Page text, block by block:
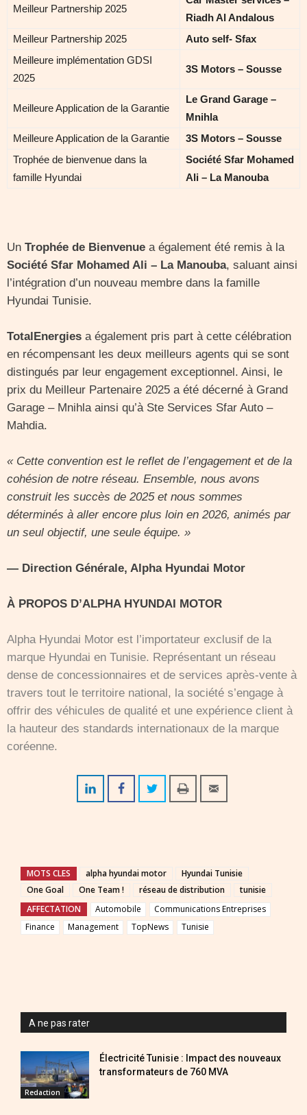
Meilleur Partnership 2025
Riadh Al Andalous
Meilleur Partnership 2025
Auto self- Sfax
Meilleure implémentation GDSI
2025
3S Motors – Sousse
Meilleure Application de la Garantie
Le Grand Garage –
Mnihla
Meilleure Application de la Garantie
3S Motors – Sousse
Trophée de bienvenue dans la
famille Hyundai
Société Sfar Mohamed
Ali – La Manouba
Un Trophée de Bienvenue a également été remis à la
Société Sfar Mohamed Ali – La Manouba, saluant ainsi
l’intégration d’un nouveau membre dans la famille
Hyundai Tunisie.
TotalEnergies a également pris part à cette célébration
en récompensant les deux meilleurs agents qui se sont
distingués par leur engagement exceptionnel. Ainsi, le
prix du Meilleur Partenaire 2025 a été décerné à Grand
Garage – Mnihla ainsi qu’à Ste Services Sfar Auto –
Mahdia.
« Cette convention est le reflet de l’engagement et de la
cohésion de notre réseau. Ensemble, nous avons
construit les succès de 2025 et nous sommes
déterminés à aller encore plus loin en 2026, animés par
un seul objectif, une seule équipe. »
— Direction Générale, Alpha Hyundai Motor
À PROPOS D’ALPHA HYUNDAI MOTOR
Alpha Hyundai Motor est l’importateur exclusif de la
marque Hyundai en Tunisie. Représentant un réseau
dense de concessionnaires et de services après-vente à
travers tout le territoire national, la société s’engage à
offrir des véhicules de qualité et une expérience client à
la hauteur des standards internationaux de la marque
coréenne.
MOTS CLES alpha hyundai motor
Hyundai Tunisie
One Goal
One Team ! réseau de distribution
tunisie
AFFECTATION
Automobile
Communications Entreprises
Finance
Management TopNews Tunisie
A ne pas rater
Redaction
Électricité Tunisie : Impact des nouveaux
transformateurs de 760 MVA